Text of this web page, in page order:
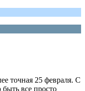
точная 25 февраля. С
все просто